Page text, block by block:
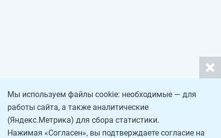
Мы используем файлы cookie: необходимые — для
работы сайта, а также аналитические
(Яндекс.Метрика) для сбора статистики.
Нажимая «Согласен», вы подтверждаете согласие на